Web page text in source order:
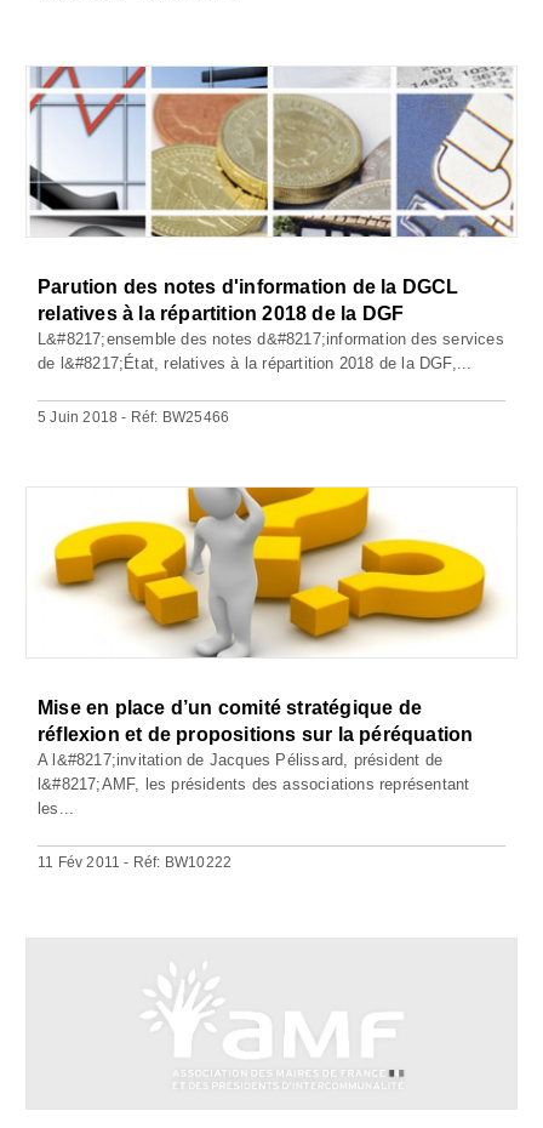
Parution des notes d'information de la DGCL
relatives à la répartition 2018 de la DGF
L&#8217;ensemble des notes d&#8217;information des services
de l&#8217;État, relatives à la répartition 2018 de la DGF,...
5 Juin 2018 - Réf: BW25466
Mise en place d’un comité stratégique de
réflexion et de propositions sur la péréquation
A l&#8217;invitation de Jacques Pélissard, président de
l&#8217;AMF, les présidents des associations représentant
les...
11 Fév 2011 - Réf: BW10222